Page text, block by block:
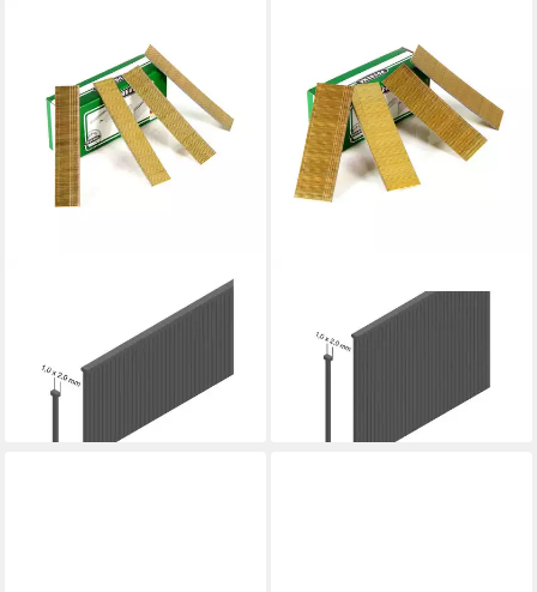
Stauchkopfnagel J 25 CNKHA
Stauchkopfnägel Brads 25
mm 5000 Stück
ab 20,07 €
lieferbar - in 2-3 Werktagen bei dir
Stauchkopfnagel J 40 CNKHA
Stauchkopfnägel Brads 40
mm 5000 Stück
lieferbar - in 2-3 Werktagen bei dir